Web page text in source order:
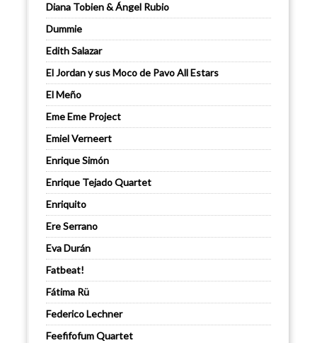
Diana Tobien & Ángel Rubio
Dummie
Edith Salazar
El Jordan y sus Moco de Pavo All Estars
El Meño
Eme Eme Project
Emiel Verneert
Enrique Simón
Enrique Tejado Quartet
Enriquito
Ere Serrano
Eva Durán
Fatbeat!
Fátima Rü
Federico Lechner
Feefifofum Quartet